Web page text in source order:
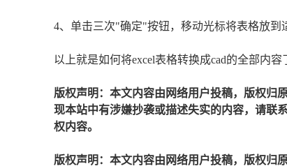
4、单击三次"确定"按钮，移动光标将表格放到
以上就是如何将excel表格转换成cad的全部内
版权声明：本文内容由网络用户投稿，版权归
现本站中有涉嫌抄袭或描述失实的内容，请联
权内容。
版权声明：本文内容由网络用户投稿，版权归